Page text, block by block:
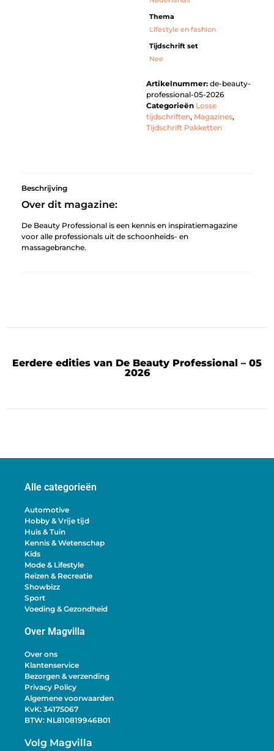
Thema
Lifestyle en fashion
Tijdschrift set
Nee
Artikelnummer: de-beauty-
professional-05-2026
Categorieën Losse
tijdschriften, Magazines,
Tijdschrift Pakketten
Beschrijving
Over dit magazine:
De Beauty Professional is een kennis en inspiratiemagazine
voor alle professionals uit de schoonheids- en
massagebranche.
Eerdere edities van De Beauty Professional – 05
2026
Alle categorieën
Automotive
Hobby & Vrije tijd
Huis & Tuin
Kennis & Wetenschap
Kids
Mode & Lifestyle
Reizen & Recreatie
Showbizz
Sport
Voeding & Gezondheid
Over Magvilla
Over ons
Klantenservice
Bezorgen & verzending
Privacy Policy
Algemene voorwaarden
KvK: 34175067
BTW: NL810819946B01
Volg Magvilla